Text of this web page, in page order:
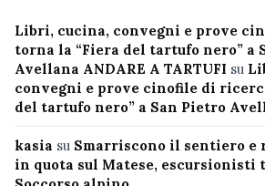
Libri, cucina, convegni e prove
torna la “Fiera del tartufo nero” a
Avellana ANDARE A TARTUFI su
convegni e prove cinofile di
del tartufo nero” a San Pietro
kasia su Smarriscono il sentiero e
in quota sul Matese,